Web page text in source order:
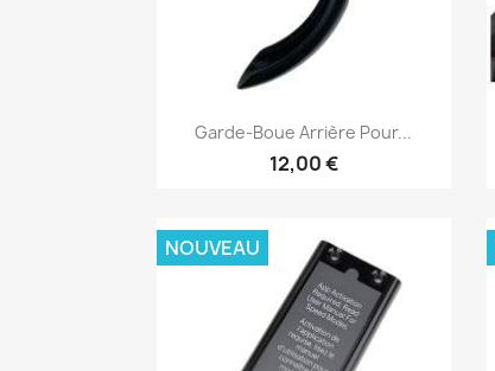
Aperçu rapide
Garde-Boue Arrière Pour...
12,00 €
NOUVEAU